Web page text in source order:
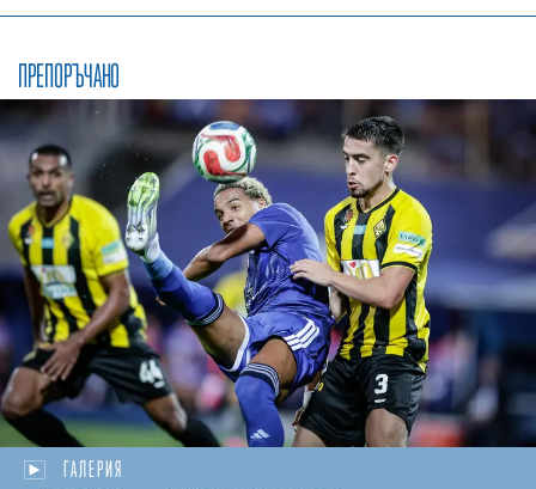
ПРЕПОРЪЧАНО
ГАЛЕРИЯ